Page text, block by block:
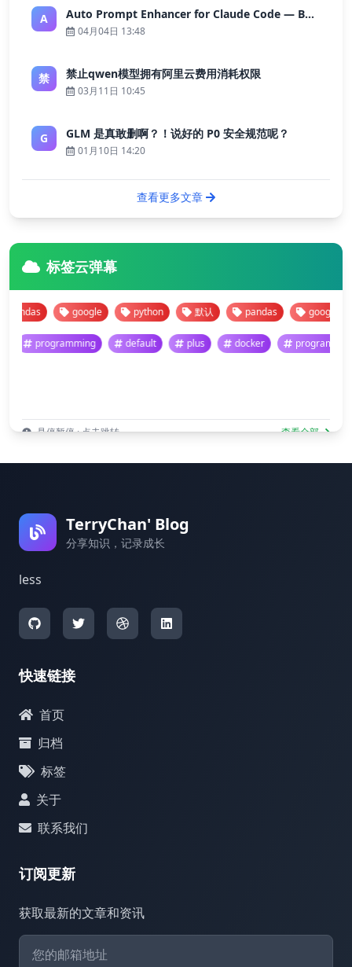
A Auto Prompt Enhancer for Claude Code — Building a Highly Reliable AI Programming Workflow
04月04日 13:48
禁 禁止qwen模型拥有阿里云费用消耗权限
03月11日 10:45
G GLM 是真敢删啊？！说好的 P0 安全规范呢？
01月10日 14:20
查看更多文章
标签云弹幕
google python 默认 pandas google
programming default plus docker
悬停暂停 · 点击跳转 查看全部
TerryChan' Blog
分享知识，记录成长
less
快速链接
首页
归档
标签
关于
联系我们
订阅更新
获取最新的文章和资讯